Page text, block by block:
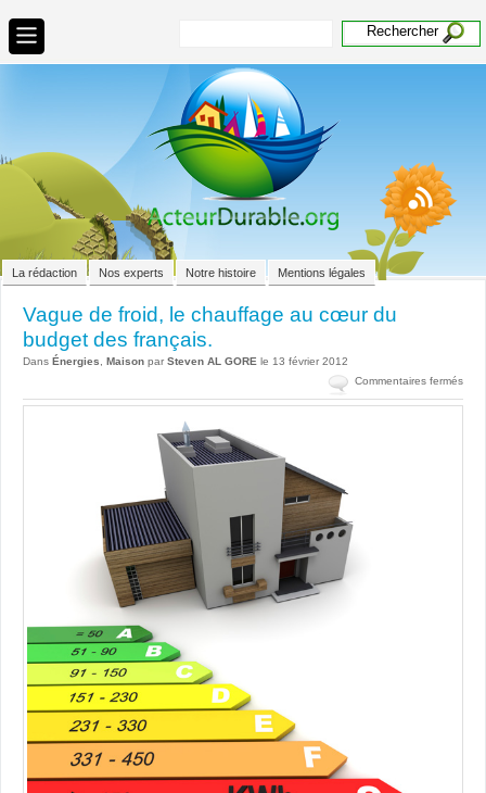
La rédaction Nos experts Notre histoire Mentions légales
Vague de froid, le chauffage au cœur du
budget des français.
Dans Énergies Maison par Steven AL GORE le 13 février 2012
Commentaires ferméssur